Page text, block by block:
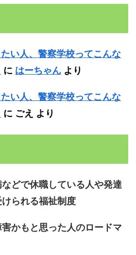
い人、警察学校ってこんな
に はーちゃん より
い人、警察学校ってこんな
に ごえ より
どで休職している人や発達
られる福祉制度
かもと思った人のロードマ